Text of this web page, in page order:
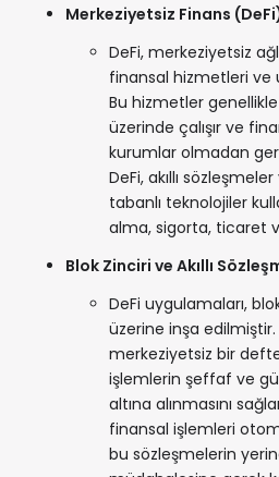
Merkeziyetsiz Finans
DeFi, merkeziyetsiz
finansal hizmetleri ve
Bu hizmetler
üzerinde çalışır ve
kurumlar olmadan
DeFi, akıllı
tabanlı teknolojiler
alma, sigorta, ticaret
Blok Zinciri ve Akıllı
DeFi uygulamaları,
üzerine inşa edilmiştir.
merkeziyetsiz bir
işlemlerin şeffaf ve
altına alınmasını
finansal işlemleri
bu sözleşmelerin